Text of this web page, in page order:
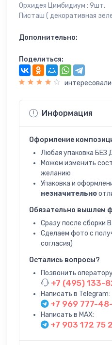
Орхидея Цимбидиум : 9шт.
Писташ ( декоративная
Дополнительно:
Поделиться:
Информация
Оформление
Любая упаковка БЕЗ
Можем изменить
желанию
Упаковка и
незначительно
Обязательно вышлем
Сразу после сборки
Сделаем фото с
согласия)
Остались вопросы?
Позвонить
+7 (495) 133-
Написать в Telegram:
+7 969 777-
Написать в MAX:
+7 903 172 75